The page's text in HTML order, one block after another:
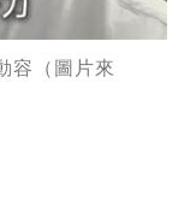
容（圖片來